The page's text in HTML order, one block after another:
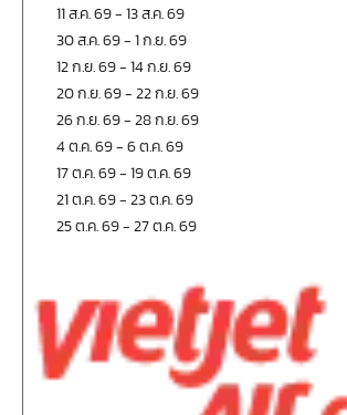
11 ส.ค. 69-13 ส.ค. 69
30 ส.ค. 69-1 ก.ย. 69
12 ก.ย. 69-14 ก.ย. 69
20 ก.ย. 69-22 ก.ย. 69
26 ก.ย. 69-28 ก.ย. 69
4 ต.ค. 69-6 ต.ค. 69
17 ต.ค. 69-19 ต.ค. 69
21 ต.ค. 69-23 ต.ค. 69
25 ต.ค. 69-27 ต.ค. 69